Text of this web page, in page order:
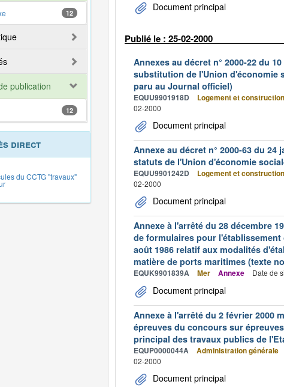
12
publication
12
direct
du CCTG "travaux"
Document principal
Publié le : 25-02-2000
Annexes au décret n° 2000-22 du
substitution de l'Union d'économie
paru au Journal officiel)
EQUU9901918D Logement et construction
02-2000
Document principal
Annexe au décret n° 2000-63 du
statuts de l'Union d'économie
EQUU9901242D Logement et construction
02-2000
Document principal
Annexe à l'arrêté du 28 décembre
de formulaires pour l'établissement
août 1986 relatif aux modalités
matière de ports maritimes (texte
EQUK9901839A Mer Annexe Date de
Document principal
Annexe à l'arrêté du 2 février 2000
épreuves du concours sur
principal des travaux publics de
EQUP0000044A Administration générale
02-2000
Document principal